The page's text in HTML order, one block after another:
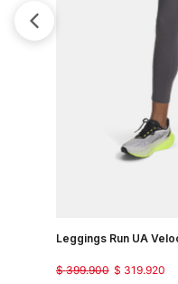
Leggings Run UA
$ 319.920
$ 399.900